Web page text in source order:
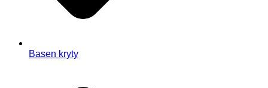
Basen kryty